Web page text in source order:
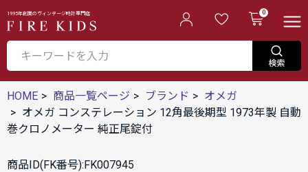
1995年創業のヴィンテージ時計専門店 0
HOME 商品一覧ページ ブランド
オメガ
オメガ コンステレーション 12角最後期型 1973年製 自動
巻クロノメーター 純正尾錠付
商品ID(FK番号):FK007945